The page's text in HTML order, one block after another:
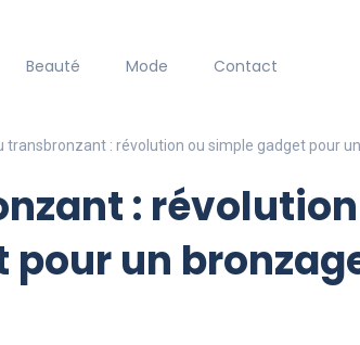
Beauté Mode Contact
transbronzant : révolution ou simple gadget pour
:
un